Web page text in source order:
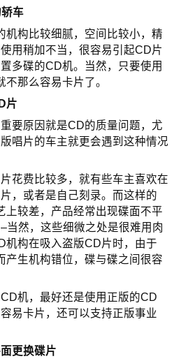
车
机构比较细腻，空间比较小，精
用稍加不当，很容易引起CD片
多碟的CD机。当然，只要使用
那么容易卡片了。
片
要原因就是CD的质量问题，尤
唱片的车主就更会遇到这种情况
花费比较多，就有些车主喜欢在
，或者是自己刻录。而这样的
上较差，产品经常出现碟面不平
当然，这些细微之处是很难用肉
机构在吸入盗版CD片时，由于
产生机构错位，碟与碟之间很容
机，最好还是使用正版的CD
易卡片，还可以支持正版事业
更换碟片